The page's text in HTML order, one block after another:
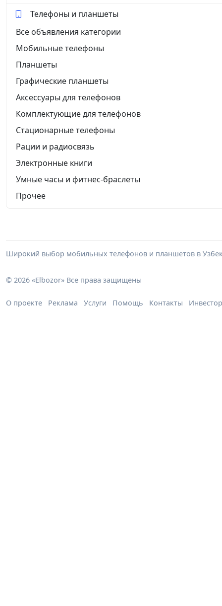
Телефоны и планшеты
Все объявления категории
Мобильные телефоны
Планшеты
Графические планшеты
Аксессуары для телефонов
Комплектующие для телефонов
Стационарные телефоны
Рации и радиосвязь
Электронные книги
Умные часы и фитнес-браслеты
Прочее
Широкий выбор мобильных телефонов и планшетов в
© 2026 «Elbozor» Все права защищены
О проекте Реклама Услуги Помощь Контакты